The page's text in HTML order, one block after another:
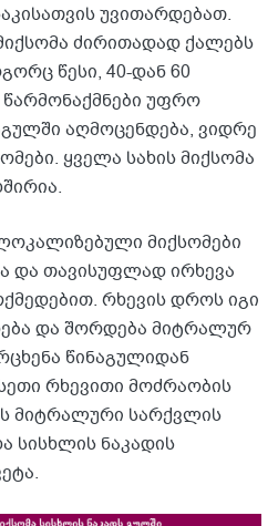
უვითარდებათ.
ძირითადად ქალებს
წესი, 40-დან 60
უფრო
აღმოცენდება, ვიდრე
ყველა სახის მიქსომა
მიქსომები
და თავისუფლად ირხევა
რხევის დროს იგი
და შორდება მიტრალურ
წინაგულიდან
რხევითი მოძრაობის
მიტრალური სარქვლის
სისხლის ნაკადის